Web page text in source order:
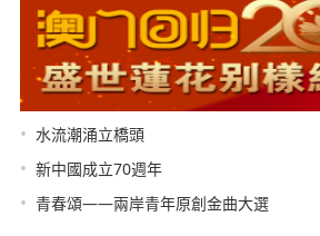
• 水流潮涌立橋頭
• 新中國成立70週年
• 青春頌——兩岸青年原創金曲大選